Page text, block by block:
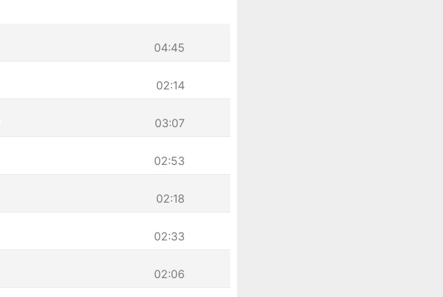
04:45
02:14
03:07
02:53
02:18
02:33
02:06